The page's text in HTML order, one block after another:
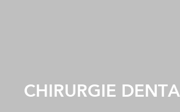
CHIRURGIE